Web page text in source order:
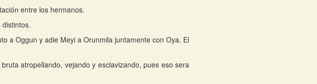
entre los hermanos.
a Oggun y adie Meyi a Orunmila juntamente con Oya. El
atropellando, vejando y esclavizando, pues eso sera